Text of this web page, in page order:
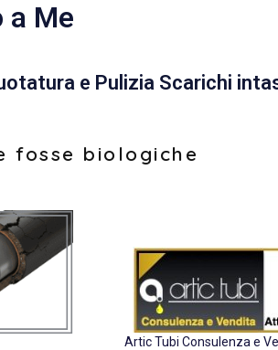
a Me
e Pulizia Scarichi
fosse biologiche
Artic Tubi Consulenza e